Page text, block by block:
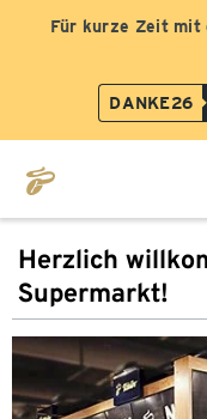
Für kurze Zeit mit
DANKE26
Herzlich
Supermarkt!